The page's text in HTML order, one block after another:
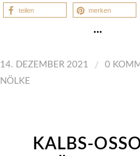
teilen merken
…
14. DEZEMBER 2021 / 0
NÖLKE
KALBS-